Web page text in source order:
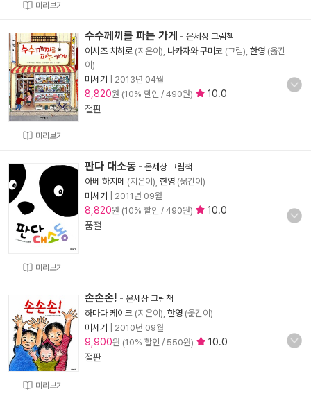
미리보기
미리보기
수수께끼를 파는 가게 - 온세상 그림책
이시즈 치히로 (지은이), 나카자와 구미코 (그림), 한영 (옮긴
이)
미세기
2013년 04월
8,820원 (10% 할인 / 490원)
10.0
절판
미리보기
판다 대소동 - 온세상 그림책
아베 하지메 (지은이), 한영 (옮긴이)
미세기
2011년 09월
8,820원 (10% 할인 / 490원)
10.0
품절
미리보기
손손손! - 온세상 그림책
하마다 케이코 (지은이), 한영 (옮긴이)
미세기
2010년 09월
9,900원 (10% 할인 / 550원)
10.0
절판